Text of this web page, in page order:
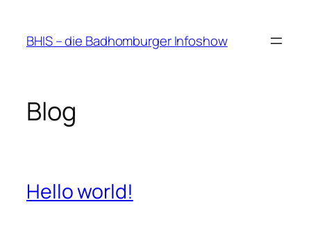
springen
BHIS – die Badhomburger Infoshow
Blog
Hello world!